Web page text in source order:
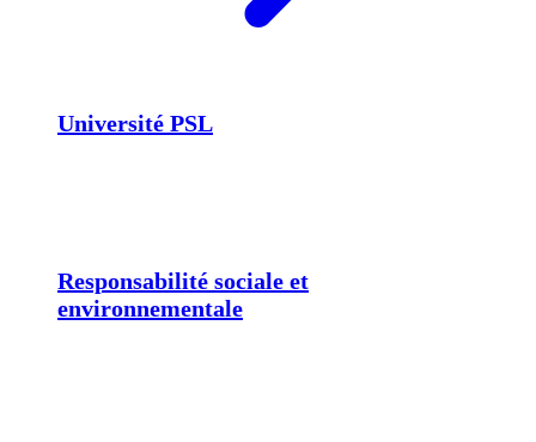
Université PSL
Responsabilité sociale et
environnementale